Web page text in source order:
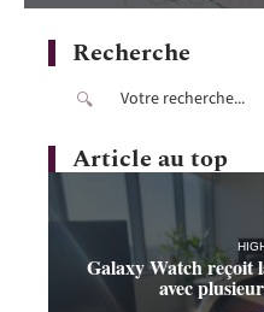
Recherche
Article au top
Galaxy Watch reçoit
avec